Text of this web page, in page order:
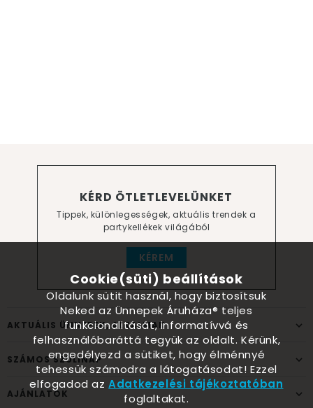
KÉRD ÖTLETLEVELÜNKET
Tippek, különlegességek, aktuális trendek a
partykellékek világából
KÉREM
AKTUÁLIS ÜNNEPEK, ALKALMAK
SZÁMOS SZÜLINAP
AJÁNLATOK
Cookie(süti) beállítások
Oldalunk sütit használ, hogy biztosítsuk
Neked az Ünnepek Áruháza® teljes
funkcionalitását, informatívvá és
felhasználóbaráttá tegyük az oldalt. Kérünk,
engedélyezd a sütiket, hogy élménnyé
tehessük számodra a látogatásodat! Ezzel
elfogadod azAdatkezelési tájékoztatóban
foglaltakat.